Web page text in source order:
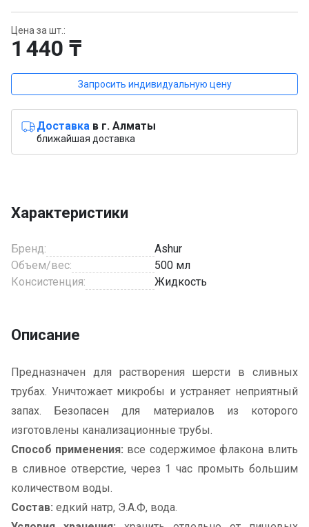
Цена за шт.:
1 440 ₸
Запросить индивидуальную цену
Доставка в г. Алматы
ближайшая доставка
Характеристики
Бренд:
Ashur
Объем/вес:
500 мл
Консистенция:
Жидкость
Описание
Предназначен для растворения шерсти в сливных
трубах. Уничтожает микробы и устраняет неприятный
запах. Безопасен для материалов из которого
изготовлены канализационные трубы.
Способ применения: все содержимое флакона влить
в сливное отверстие, через 1 час промыть большим
количеством воды.
Состав: едкий натр, Э.А.Ф, вода.